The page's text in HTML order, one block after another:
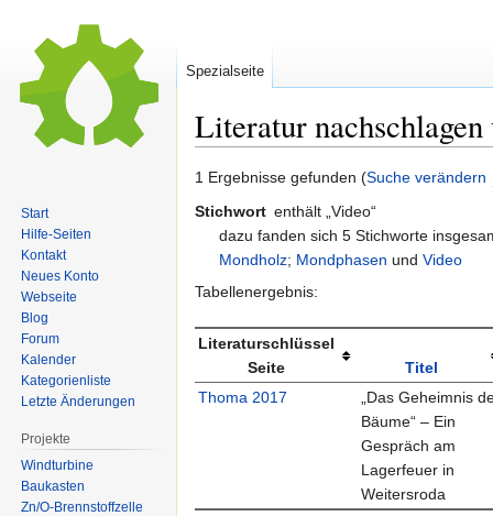
Literatur nachschlagen
Zur
Zur
1 Ergebnisse gefunden (Suche verändern
Stichwort enthält „Video“
dazu fanden sich 5 Stichworte
Mondholz; Mondphasen undVideo
Tabellenergebnis:
Literaturschlüssel
Seite
Titel
Thoma 2017
„Das Geheimnis
Bäume“ – Ein
Gespräch am
Lagerfeuer in
Weitersroda
Spezialseite
Start
Hilfe-Seiten
Kontakt
Neues Konto
Webseite
Blog
Forum
Kalender
Kategorienliste
Letzte Änderungen
Projekte
Windturbine
Baukasten
Zn/O-Brennstoffzelle